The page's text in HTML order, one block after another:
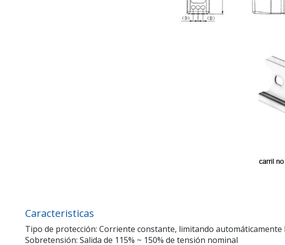
Caracteristicas
Tipo de protección: Corriente constante, limitando
Sobretensión: Salida de 115% ~ 150% de tensión nominal